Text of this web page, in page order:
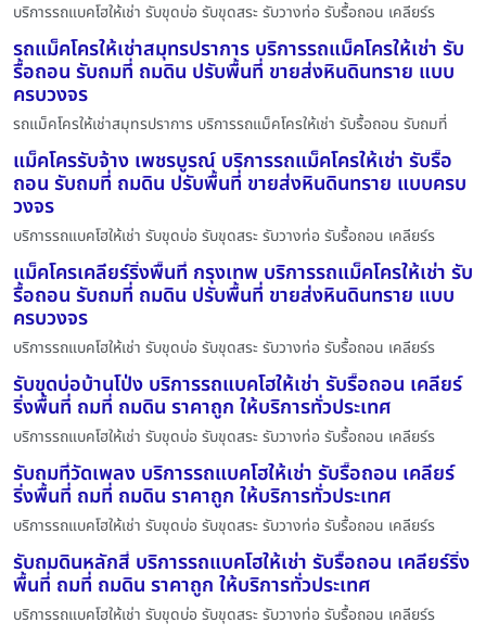
บริการรถแบคโฮให้เช่า รับขุดบ่อ รับขุดสระ รับวางท่อ รับรื้อถอน เคลียร์ร
รถแม็คโครให้เช่าสมุทรปราการ บริการรถแม็คโครให้เช่า รับ
รื้อถอน รับถมที่ ถมดิน ปรับพื้นที่ ขายส่งหินดินทราย แบบ
ครบวงจร
รถแม็คโครให้เช่าสมุทรปราการ บริการรถแม็คโครให้เช่า รับรื้อถอน รับถมที่
แม็คโครรับจ้าง เพชรบูรณ์ บริการรถแม็คโครให้เช่า รับรื้อ
ถอน รับถมที่ ถมดิน ปรับพื้นที่ ขายส่งหินดินทราย แบบครบ
วงจร
บริการรถแบคโฮให้เช่า รับขุดบ่อ รับขุดสระ รับวางท่อ รับรื้อถอน เคลียร์ร
แม็คโครเคลียร์ริ่งพื้นที่ กรุงเทพ บริการรถแม็คโครให้เช่า รับ
รื้อถอน รับถมที่ ถมดิน ปรับพื้นที่ ขายส่งหินดินทราย แบบ
ครบวงจร
บริการรถแบคโฮให้เช่า รับขุดบ่อ รับขุดสระ รับวางท่อ รับรื้อถอน เคลียร์ร
รับขุดบ่อบ้านโป่ง บริการรถแบคโฮให้เช่า รับรื้อถอน เคลียร์
ริ่งพื้นที่ ถมที่ ถมดิน ราคาถูก ให้บริการทั่วประเทศ
บริการรถแบคโฮให้เช่า รับขุดบ่อ รับขุดสระ รับวางท่อ รับรื้อถอน เคลียร์ร
รับถมที่วัดเพลง บริการรถแบคโฮให้เช่า รับรื้อถอน เคลียร์
ริ่งพื้นที่ ถมที่ ถมดิน ราคาถูก ให้บริการทั่วประเทศ
บริการรถแบคโฮให้เช่า รับขุดบ่อ รับขุดสระ รับวางท่อ รับรื้อถอน เคลียร์ร
รับถมดินหลักสี่ บริการรถแบคโฮให้เช่า รับรื้อถอน เคลียร์ริ่ง
พื้นที่ ถมที่ ถมดิน ราคาถูก ให้บริการทั่วประเทศ
บริการรถแบคโฮให้เช่า รับขุดบ่อ รับขุดสระ รับวางท่อ รับรื้อถอน เคลียร์ร